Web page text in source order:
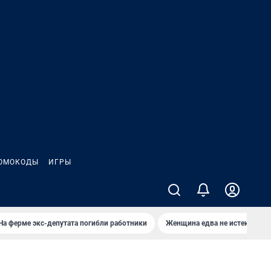
ИГРЫ
ферме экс-депутата погибли работники Женщина едва не истекла